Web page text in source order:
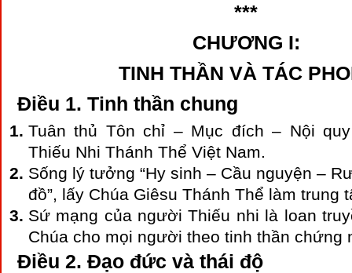
***
CHƯƠNG I:
TINH THẦN VÀ TÁC
Điều 1. Tinh thần chung
Tuân thủ Tôn chỉ – Mục đích – Nội
Thiếu Nhi Thánh Thể Việt Nam.
Sống lý tưởng “Hy sinh – Cầu nguyện –
đồ”, lấy Chúa Giêsu Thánh Thể làm trung
Sứ mạng của người Thiếu nhi là loan
Chúa cho mọi người theo tinh thần chứng
Điều 2. Đạo đức và thái độ